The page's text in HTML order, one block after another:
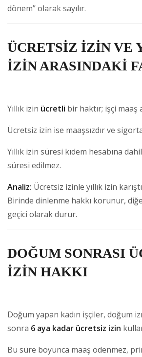
dönem” olarak sayılır.
ÜCRETSİZ İZİN VE
İZİN ARASINDAKİ
Yıllık izin ücretli bir haktır; işçi maaş
Ücretsiz izin ise maaşsızdır ve
Yıllık izin süresi kıdem hesabına
süresi edilmez.
Analiz: Ücretsiz izinle yıllık izin
Birinde dinlenme hakkı korunur,
geçici olarak durur.
DOĞUM SONRASI
İZİN HAKKI
Doğum yapan kadın işçiler, doğum
sonra 6 aya kadar ücretsiz izin
Bu süre boyunca maaş ödenmez,